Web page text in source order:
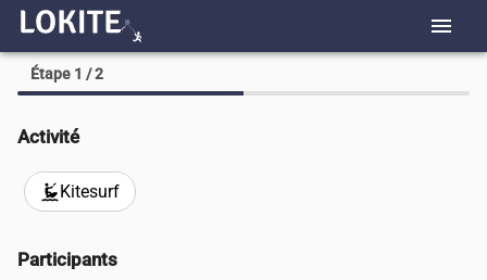
menu
Étape 1 / 2
Activité
kitesurfingKitesurf
Participants